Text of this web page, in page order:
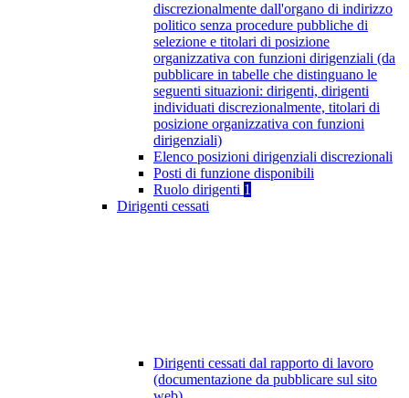
discrezionalmente dall'organo di indirizzo
politico senza procedure pubbliche di
selezione e titolari di posizione
organizzativa con funzioni dirigenziali (da
pubblicare in tabelle che distinguano le
seguenti situazioni: dirigenti, dirigenti
individuati discrezionalmente, titolari di
posizione organizzativa con funzioni
dirigenziali)
Elenco posizioni dirigenziali discrezionali
Posti di funzione disponibili
Ruolo dirigenti 1
Dirigenti cessati
Dirigenti cessati dal rapporto di lavoro
(documentazione da pubblicare sul sito